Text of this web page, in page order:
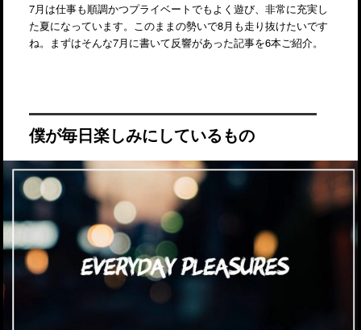
7月は仕事も順調かつプライベートでもよく遊び、非常に充実し
た夏になっています。このままの勢いで8月も走り抜けたいです
ね。まずはそんな7月に書いて反響があった記事を6本ご紹介。
僕が毎日楽しみにしているもの